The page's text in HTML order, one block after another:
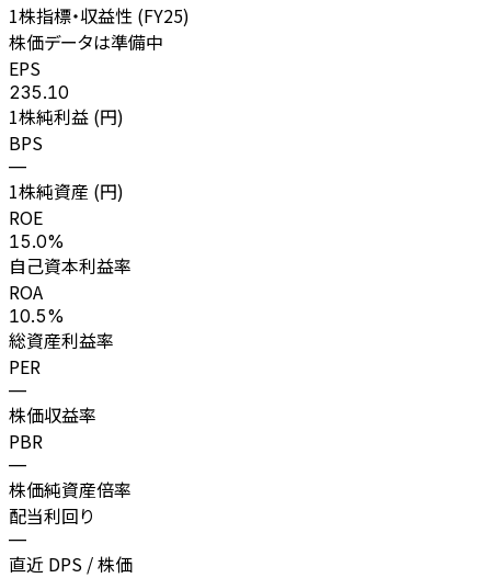
1株指標・収益性 (FY25)
株価データは準備中
EPS
235.10
1株純利益 (円)
BPS
—
1株純資産 (円)
ROE
15.0%
自己資本利益率
ROA
10.5%
総資産利益率
PER
—
株価収益率
PBR
—
株価純資産倍率
配当利回り
—
直近 DPS / 株価